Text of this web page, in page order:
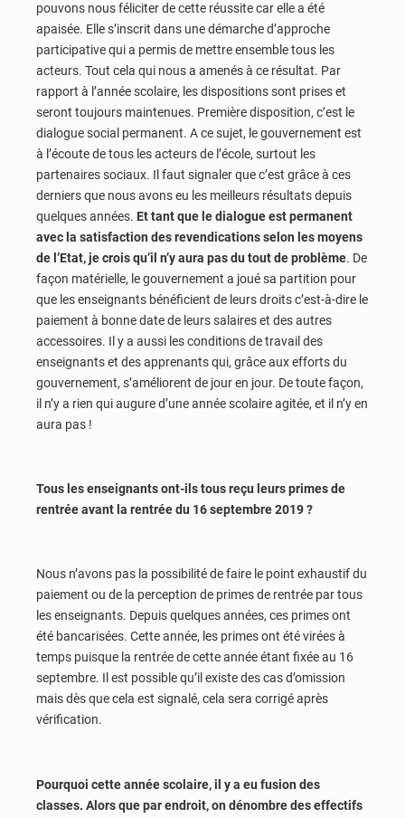
pouvons nous féliciter de cette réussite car elle a été
apaisée. Elle s’inscrit dans une démarche d’approche
participative qui a permis de mettre ensemble tous les
acteurs. Tout cela qui nous a amenés à ce résultat. Par
rapport à l’année scolaire, les dispositions sont prises et
seront toujours maintenues. Première disposition, c’est le
dialogue social permanent. A ce sujet, le gouvernement est
à l’écoute de tous les acteurs de l’école, surtout les
partenaires sociaux. Il faut signaler que c’est grâce à ces
derniers que nous avons eu les meilleurs résultats depuis
quelques années. Et tant que le dialogue est permanent
avec la satisfaction des revendications selon les moyens
de l’Etat, je crois qu’il n’y aura pas du tout de problème. De
façon matérielle, le gouvernement a joué sa partition pour
que les enseignants bénéficient de leurs droits c’est-à-dire le
paiement à bonne date de leurs salaires et des autres
accessoires. Il y a aussi les conditions de travail des
enseignants et des apprenants qui, grâce aux efforts du
gouvernement, s’améliorent de jour en jour. De toute façon,
il n’y a rien qui augure d’une année scolaire agitée, et il n’y en
aura pas !
Tous les enseignants ont-ils tous reçu leurs primes de
rentrée avant la rentrée du 16 septembre 2019 ?
Nous n’avons pas la possibilité de faire le point exhaustif du
paiement ou de la perception de primes de rentrée par tous
les enseignants. Depuis quelques années, ces primes ont
été bancarisées. Cette année, les primes ont été virées à
temps puisque la rentrée de cette année étant fixée au 16
septembre. Il est possible qu’il existe des cas d’omission
mais dès que cela est signalé, cela sera corrigé après
vérification.
Pourquoi cette année scolaire, il y a eu fusion des
classes. Alors que par endroit, on dénombre des effectifs